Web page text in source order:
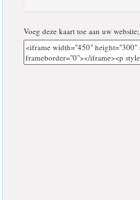
Voeg deze kaart toe aan uw website;